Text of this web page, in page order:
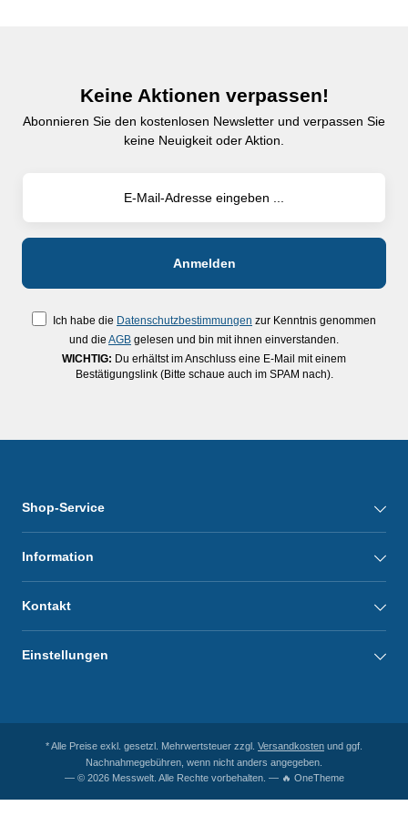
Keine Aktionen verpassen!
Abonnieren Sie den kostenlosen Newsletter und verpassen Sie
keine Neuigkeit oder Aktion.
Ich habe die Datenschutzbestimmungen zur Kenntnis genommen
und die AGB gelesen und bin mit ihnen einverstanden.
WICHTIG: Du erhältst im Anschluss eine E-Mail mit einem
Bestätigungslink (Bitte schaue auch im SPAM nach).
Shop-Service
Information
Kontakt
Einstellungen
* Alle Preise exkl. gesetzl. Mehrwertsteuer zzgl. Versandkosten und ggf.
Nachnahmegebühren, wenn nicht anders angegeben.
— © 2026 Messwelt. Alle Rechte vorbehalten. — 🔥 OneTheme